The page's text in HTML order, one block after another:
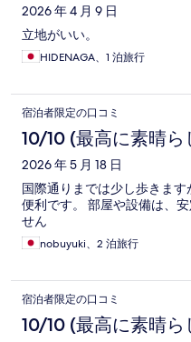
2026 年 4 月 9 日
立地がいい。
HIDENAGA、1 泊旅行
宿泊者限定の口コミ
10/10 (最高に素晴ら
2026 年 5 月 18 日
国際通りまでは少し歩きます
便利です。 部屋や設備は、
せん
nobuyuki、2 泊旅行
宿泊者限定の口コミ
10/10 (最高に素晴ら